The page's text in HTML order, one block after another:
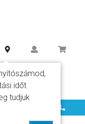
időt
tudjuk